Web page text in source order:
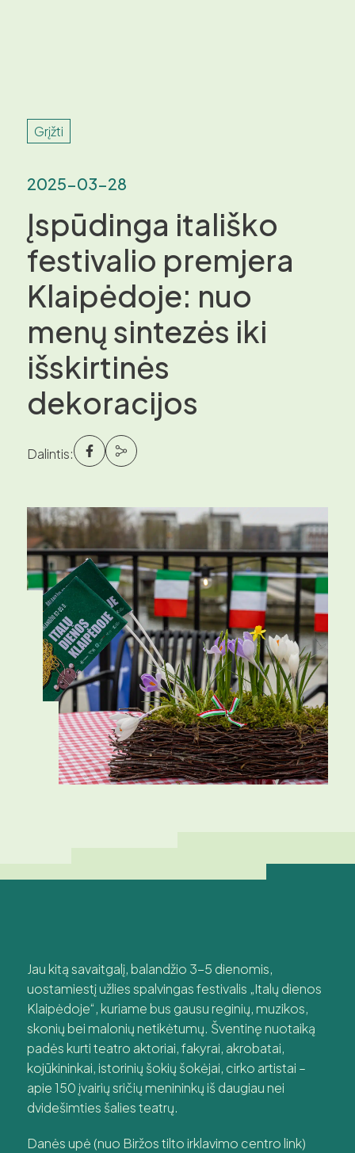
Grįžti
2025-03-28
Įspūdinga itališko
festivalio premjera
Klaipėdoje: nuo
menų sintezės iki
išskirtinės
dekoracijos
Dalintis:
Jau kitą savaitgalį, balandžio 3-5 dienomis,
uostamiestį užlies spalvingas festivalis „Italų dienos
Klaipėdoje“, kuriame bus gausu reginių, muzikos,
skonių bei malonių netikėtumų. Šventinę nuotaiką
padės kurti teatro aktoriai, fakyrai, akrobatai,
kojūkininkai, istorinių šokių šokėjai, cirko artistai –
apie 150 įvairių sričių menininkų iš daugiau nei
dvidešimties šalies teatrų.
Danės upė (nuo Biržos tilto irklavimo centro link)